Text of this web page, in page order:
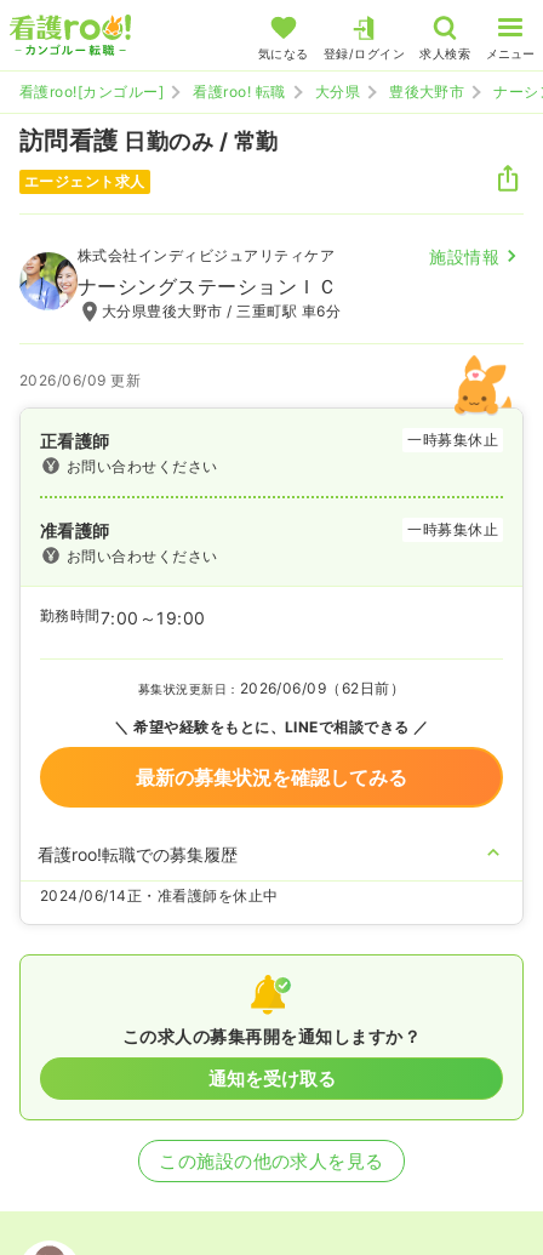
気になる 登録/ログイン 求人検索 メニュー
看護roo![カンゴルー] 看護roo! 転職 大分県 豊後大野市 ナーシ
訪問看護 日勤のみ / 常勤
エージェント求人
株式会社インディビジュアリティケア 施設情報
ナーシングステーションＩＣ
大分県豊後大野市 / 三重町駅 車6分
2026/06/09 更新
正看護師
一時募集休止
お問い合わせください
准看護師
一時募集休止
お問い合わせください
勤務時間7:00～19:00
募集状況更新日： 2026/06/09（62日前）
希望や経験をもとに、LINEで相談できる
最新の募集状況を確認してみる
看護roo!転職での募集履歴
2024/06/14正・准看護師を休止中
この求人の募集再開を通知しますか？
通知を受け取る
この施設の他の求人を見る